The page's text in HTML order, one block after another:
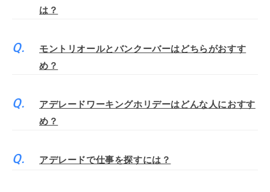
は？
モントリオールとバンクーバーはどちらがおすす
め？
アデレードワーキングホリデーはどんな人におすす
め？
アデレードで仕事を探すには？